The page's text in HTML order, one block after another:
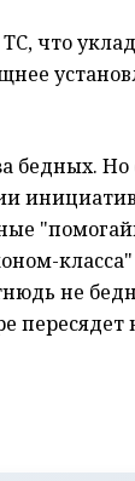
что
бедных.
не